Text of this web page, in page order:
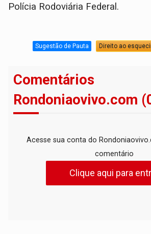
Polícia Rodoviária Federal.
Sugestão de Pauta Direito ao
Comentários
Rondoniaovivo.com
Acesse sua conta do
comentário
Clique aqui para